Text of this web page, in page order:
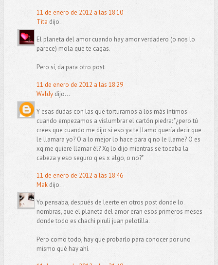
11 de enero de 2012 a las 18:10
Tita dijo...
El planeta del amor cuando hay amor verdadero (o nos lo
parece) mola que te cagas.
Pero sí, da para otro post
11 de enero de 2012 a las 18:29
Waldydijo...
Y esas dudas con las que torturamos a los más íntimos
cuando empezamos a vislumbrar el cartón piedra: "¿pero tú
crees que cuando me dijo si eso ya te llamo quería decir que
le llamara yo? O a lo mejor lo hace para q no le llame? O es
xq me quiere llamar él? Xq lo dijo mientras se tocaba la
cabeza y eso seguro q es x algo, o no?"
11 de enero de 2012 a las 18:46
Makdijo...
Yo pensaba, después de leerte en otros post donde lo
nombras, que el planeta del amor eran esos primeros meses
donde todo es chachi piruli juan pelotilla.
Pero como todo, hay que probarlo para conocer por uno
mismo qué hay ahí.